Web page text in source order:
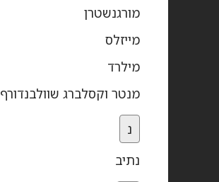
מורגנשטרן
מייזלס
מילרד
מנטר וקסלברג שוולבנדורף
נ
נתיב